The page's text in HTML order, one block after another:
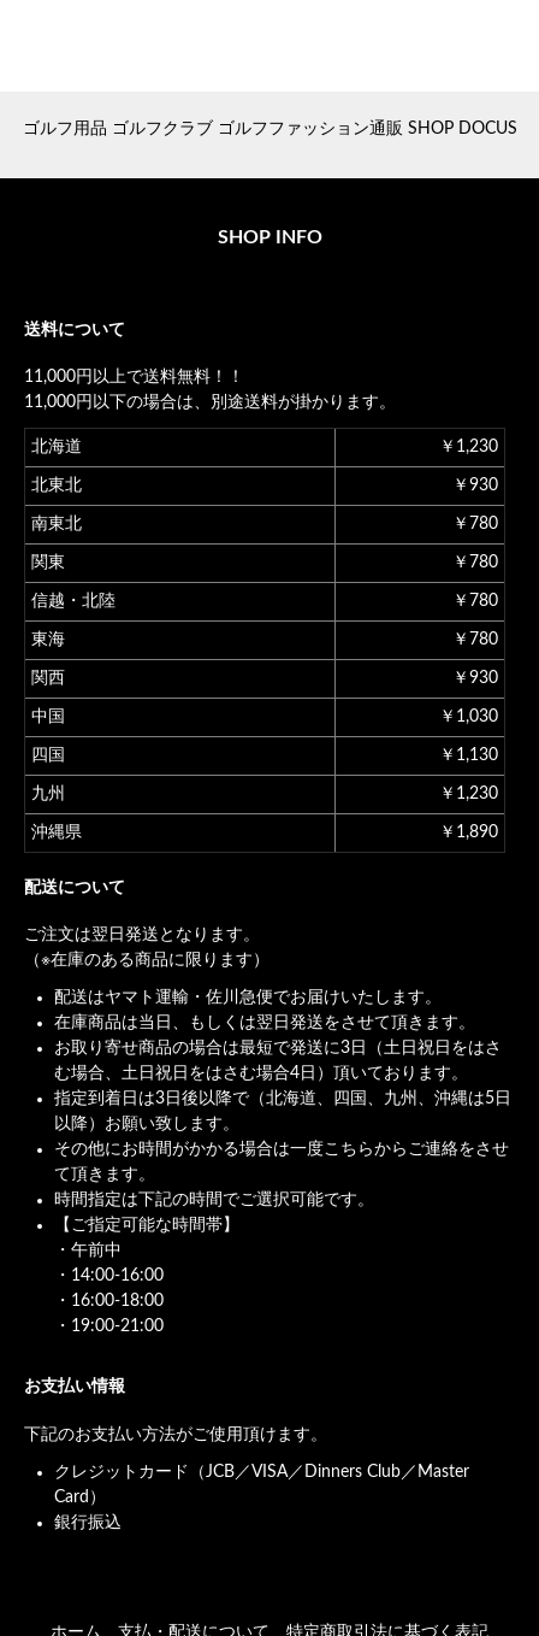
ゴルフ用品 ゴルフクラブ ゴルフファッション通販 SHOP DOCUS
SHOP INFO
送料について
11,000円以上で送料無料！！
11,000円以下の場合は、別途送料が掛かります。
北海道 ￥1,230
北東北 ￥930
南東北 ￥780
関東 ￥780
信越・北陸 ￥780
東海 ￥780
関西 ￥930
中国 ￥1,030
四国 ￥1,130
九州 ￥1,230
沖縄県 ￥1,890
配送について
ご注文は翌日発送となります。
（※在庫のある商品に限ります）
配送はヤマト運輸・佐川急便でお届けいたします。
在庫商品は当日、もしくは翌日発送をさせて頂きます。
お取り寄せ商品の場合は最短で発送に3日（土日祝日をはさ
む場合、土日祝日をはさむ場合4日）頂いております。
指定到着日は3日後以降で（北海道、四国、九州、沖縄は5日
以降）お願い致します。
その他にお時間がかかる場合は一度こちらからご連絡をさせ
て頂きます。
時間指定は下記の時間でご選択可能です。
【ご指定可能な時間帯】
・午前中
・14:00-16:00
・16:00-18:00
・19:00-21:00
お支払い情報
下記のお支払い方法がご使用頂けます。
クレジットカード（JCB／VISA／Dinners Club／Master
Card）
銀行振込
ホーム 支払・配送について 特定商取引法に基づく表記